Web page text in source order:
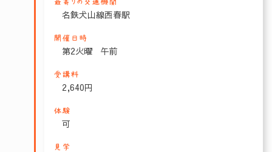
最寄りの交通機関
名鉄犬山線西春駅
開催日時
第2火曜 午前
受講料
2,640円
体験
可
見学